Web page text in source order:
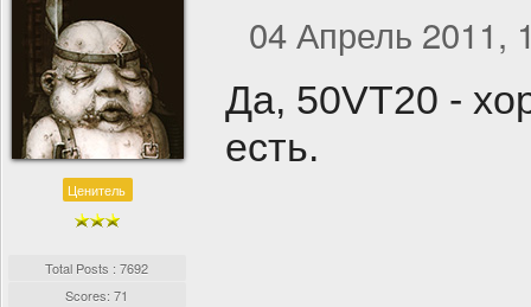
Ценитель
Total Posts : 7692
Scores: 71
04 Апрель 2011,
Да, 50VT20 -
есть.